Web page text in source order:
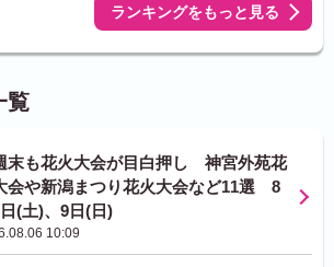
ランキングをもっと見る
覧
末も花火大会が目白押し 神宮外苑花
会や新潟まつり花火大会など11選 8
(土)、9日(日)
10:09